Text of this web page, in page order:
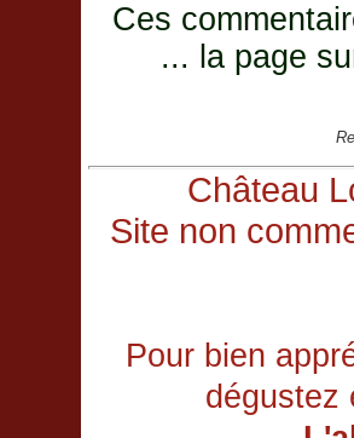
Ces
... la page
Château
Site non
Pour bien
dégustez